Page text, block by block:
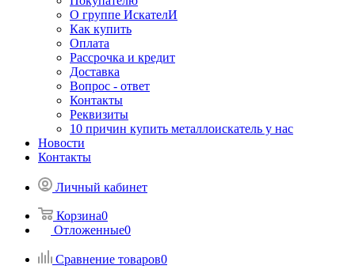
О группе ИскателИ
Как купить
Оплата
Рассрочка и кредит
Доставка
Вопрос - ответ
Контакты
Реквизиты
10 причин купить металлоискатель у нас
Новости
Контакты
Личный кабинет
Корзина0
Отложенные0
Сравнение товаров0